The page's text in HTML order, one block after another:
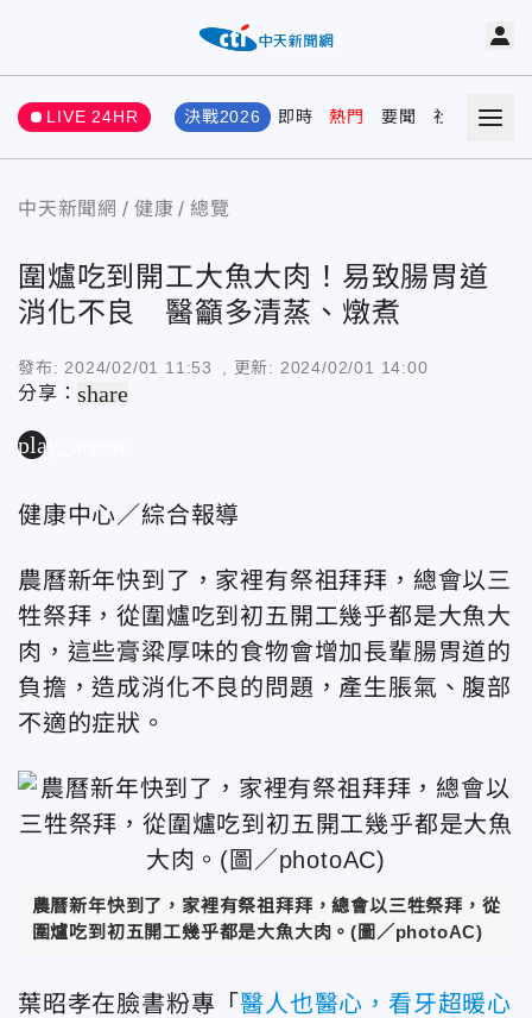
LIVE 24HR 決戰2026 即時 熱門 要聞 社會 娛樂
中天新聞網 健康 總覽
圍爐吃到開工大魚大肉！易致腸胃道
消化不良 醫籲多清蒸、燉煮
發布: 2024/02/01 11:53 , 更新: 2024/02/01 14:00
分享：share
play_arrow
健康中心／綜合報導
農曆新年快到了，家裡有祭祖拜拜，總會以三
牲祭拜，從圍爐吃到初五開工幾乎都是大魚大
肉，這些膏粱厚味的食物會增加長輩腸胃道的
負擔，造成消化不良的問題，產生脹氣、腹部
不適的症狀。
農曆新年快到了，家裡有祭祖拜拜，總會以三牲祭拜，從
圍爐吃到初五開工幾乎都是大魚大肉。(圖／photoAC)
葉昭孝在臉書粉專「醫人也醫心，看牙超暖心